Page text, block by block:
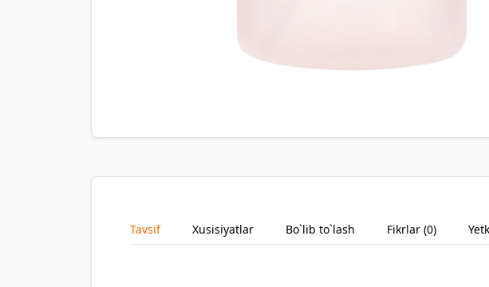
Tavsif Xusisiyatlar Bo`lib to`lash Fikrlar (0)